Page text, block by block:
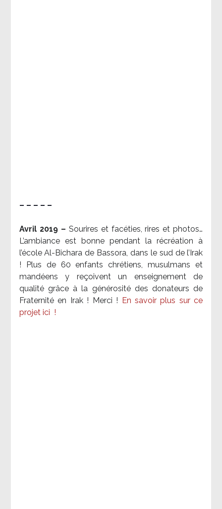
– – – – –
Avril 2019 – Sourires et facéties, rires et photos…
L’ambiance est bonne pendant la récréation à
l’école Al-Bichara de Bassora, dans le sud de l’Irak
! Plus de 60 enfants chrétiens, musulmans et
mandéens y reçoivent un enseignement de
qualité grâce à la générosité des donateurs de
Fraternité en Irak ! Merci !
En savoir plus sur ce
projet ici !